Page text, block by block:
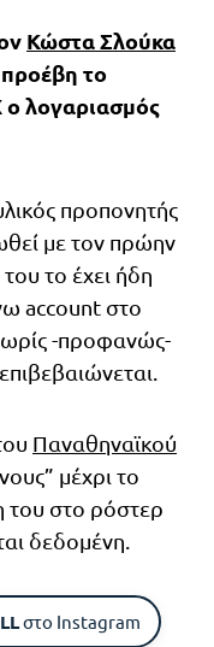
Κώστα Σλούκα
το
ο λογαριασμός
προπονητής
με τον πρώην
το έχει ήδη
account στο
-προφανώς-
Παναθηναϊκού
μέχρι το
του στο ρόστερ
δεδομένη.
στο Instagram